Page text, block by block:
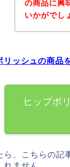
の商品に興
いかがでし
リッシュの商品
ヒップポ
ら、こちらの記
れません。